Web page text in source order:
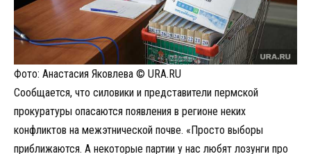
Фото: Анастасия Яковлева © URA.RU
Сообщается, что силовики и представители пермской
прокуратуры опасаются появления в регионе неких
конфликтов на межэтнической почве. «Просто выборы
приближаются. А некоторые партии у нас любят лозунги про